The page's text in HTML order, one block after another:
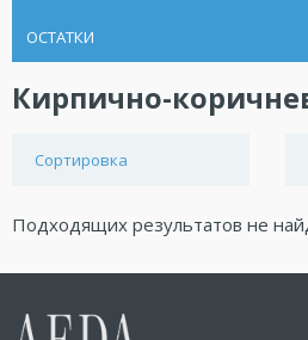
ОСТАТКИ
Кирпично-
Сортировка
Подходящих результатов не